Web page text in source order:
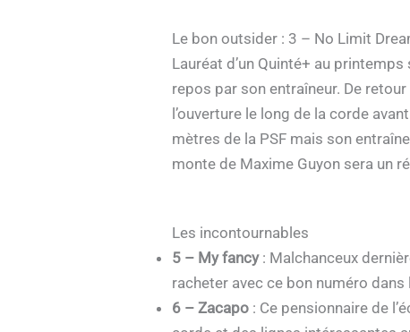
Le bon outsider : 3 – No Limit
Lauréat d’un Quinté+ au
repos par son entraîneur. De
l’ouverture le long de la corde
mètres de la PSF mais son
monte de Maxime Guyon sera un
Les incontournables
5 – My fancy: Malchanceux
racheter avec ce bon numéro
6 – Zacapo : Ce pensionnaire de